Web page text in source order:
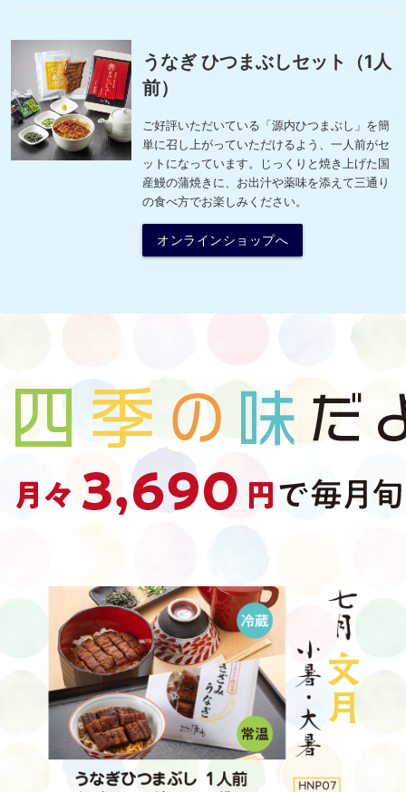
うなぎ ひつまぶしセット（1人
前）
ご好評いただいている「源内ひつまぶし」を簡
単に召し上がっていただけるよう、一人前がセ
ットになっています。じっくりと焼き上げた国
産鰻の蒲焼きに、お出汁や薬味を添えて三通り
の食べ方でお楽しみください。
オンラインショップへ